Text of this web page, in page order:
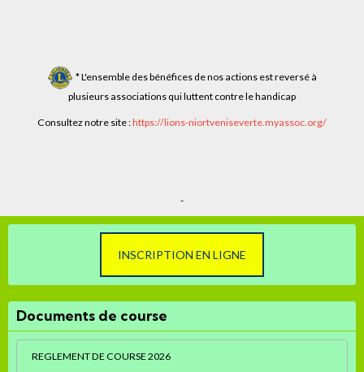
* L'ensemble des bénéfices de nos actions est reversé à
plusieurs associations qui luttent contre le handicap
Consultez notre site :https://lions-niortveniseverte.myassoc.org/
-
INSCRIPTION EN LIGNE
Documents de course
REGLEMENT DE COURSE 2026